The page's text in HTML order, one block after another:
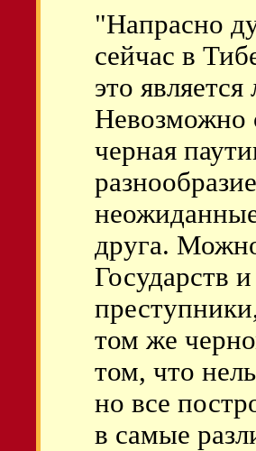
"Напрасно
сейчас в
это
Невозможно
черная
друга.
Государств
том же
том, что
но все
в самые